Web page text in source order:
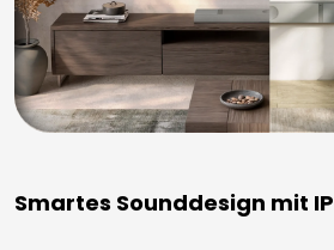
Smartes Sounddesign mit